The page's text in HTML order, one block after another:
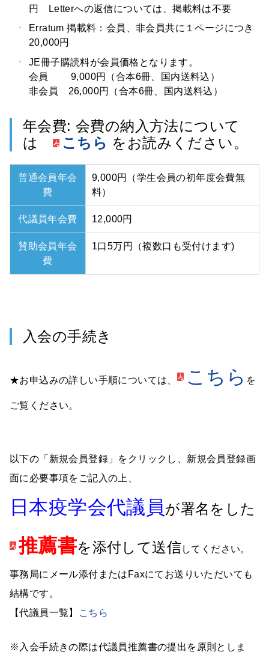
円 Letterへの返信については、掲載料は不要
Erratum 掲載料：会員、非会員共に１ページにつき
20,000円
JE冊子購読料が会員価格となります。
会員 9,000円（合本6冊、国内送料込）
非会員 26,000円（合本6冊、国内送料込）
年会費: 会費の納入方法について
は
こちら をお読みください。
普通会員年会
費
9,000円（学生会員の初年度会費無
料）
代議員年会費 12,000円
賛助会員年会
費
1口5万円（複数口も受付けます)
入会の手続き
★お申込みの詳しい手順については、 こちら を
ご覧ください。
以下の「新規会員登録」をクリックし、新規会員登録画
面に必要事項をご記入の上、
日本疫学会代議員が署名をした
推薦書を添付して送信してください。
事務局にメール添付またはFaxにてお送りいただいても
結構です。
【代議員一覧】
こちら
※入会手続きの際は代議員推薦書の提出を原則としま